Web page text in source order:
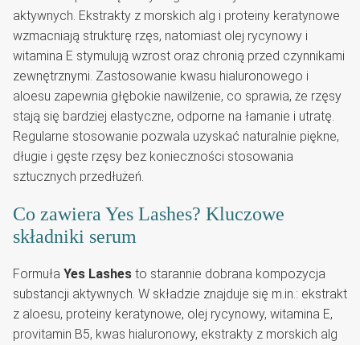
aktywnych. Ekstrakty z morskich alg i proteiny keratynowe
wzmacniają strukturę rzęs, natomiast olej rycynowy i
witamina E stymulują wzrost oraz chronią przed czynnikami
zewnętrznymi. Zastosowanie kwasu hialuronowego i
aloesu zapewnia głębokie nawilżenie, co sprawia, że rzęsy
stają się bardziej elastyczne, odporne na łamanie i utratę.
Regularne stosowanie pozwala uzyskać naturalnie piękne,
długie i gęste rzęsy bez konieczności stosowania
sztucznych przedłużeń.
Co zawiera Yes Lashes? Kluczowe
składniki serum
Formuła Yes Lashes to starannie dobrana kompozycja
substancji aktywnych. W składzie znajduje się m.in.: ekstrakt
z aloesu, proteiny keratynowe, olej rycynowy, witamina E,
provitamin B5, kwas hialuronowy, ekstrakty z morskich alg